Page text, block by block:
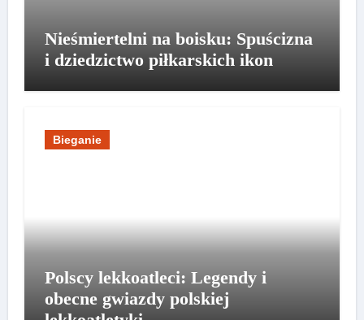
Nieśmiertelni na boisku: Spuścizna
i dziedzictwo piłkarskich ikon
Bieganie
Polscy lekkoatleci: Legendy i
obecne gwiazdy polskiej